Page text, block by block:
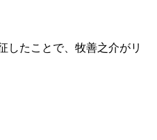
したことで、牧善之介がリ